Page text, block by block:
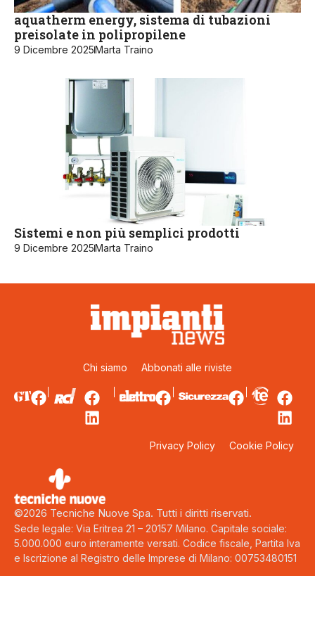
aquatherm energy, sistema di tubazioni
preisolate in polipropilene
9 Dicembre 2025Marta Traino
Sistemi e non più semplici prodotti
9 Dicembre 2025Marta Traino
Chi siamo Abbonati alle riviste
Privacy Policy Cookie Policy
©2026 Tecniche Nuove Spa. Tutti i diritti riservati.
Sede legale: Via Eritrea 21 – 20157 Milano. Capitale sociale:
5.000.000 euro interamente versati. Codice fiscale, Partita Iva
e Iscrizione al Registro delle Imprese di Milano: 00753480151